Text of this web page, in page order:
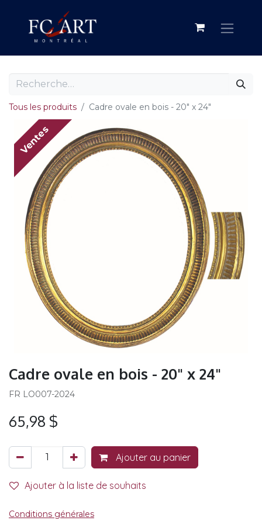
Tous les produits Cadre ovale en bois - 20" x 24"
Ventes
Cadre ovale en bois - 20" x 24"
FR LO007-2024
65,98 $
Ajouter au panier
Ajouter à la liste de souhaits
Conditions générales